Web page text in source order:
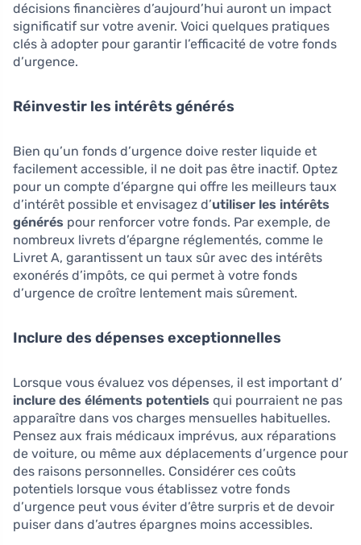
décisions financières d’aujourd’hui auront un impact
significatif sur votre avenir. Voici quelques pratiques
clés à adopter pour garantir l’efficacité de votre fonds
d’urgence.
Réinvestir les intérêts générés
Bien qu’un fonds d’urgence doive rester liquide et
facilement accessible, il ne doit pas être inactif. Optez
pour un compte d’épargne qui offre les meilleurs taux
d’intérêt possible et envisagez d’utiliser les intérêts
générés pour renforcer votre fonds. Par exemple, de
nombreux livrets d’épargne réglementés, comme le
Livret A, garantissent un taux sûr avec des intérêts
exonérés d’impôts, ce qui permet à votre fonds
d’urgence de croître lentement mais sûrement.
Inclure des dépenses exceptionnelles
Lorsque vous évaluez vos dépenses, il est important d’
inclure des éléments potentiels qui pourraient ne pas
apparaître dans vos charges mensuelles habituelles.
Pensez aux frais médicaux imprévus, aux réparations
de voiture, ou même aux déplacements d’urgence pour
des raisons personnelles. Considérer ces coûts
potentiels lorsque vous établissez votre fonds
d’urgence peut vous éviter d’être surpris et de devoir
puiser dans d’autres épargnes moins accessibles.